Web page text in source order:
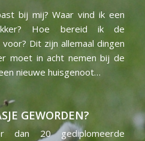
bij mij? Waar vind ik een
Hoe bereid ik de
Dit zijn allemaal dingen
moet in acht nemen bij de
nieuwe huisgenoot…
GEWORDEN?
dan 20 gediplomeerde